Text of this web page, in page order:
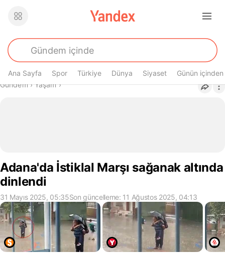
Ana Sayfa Spor Türkiye Dünya Siyaset Günün içinden
Buradasın
Gündem› Yaşam›
Adana'da İstiklal Marşı sağanak altında
dinlendi
31 Mayıs 2025, 05:35Son güncelleme: 11 Ağustos 2025, 04:13